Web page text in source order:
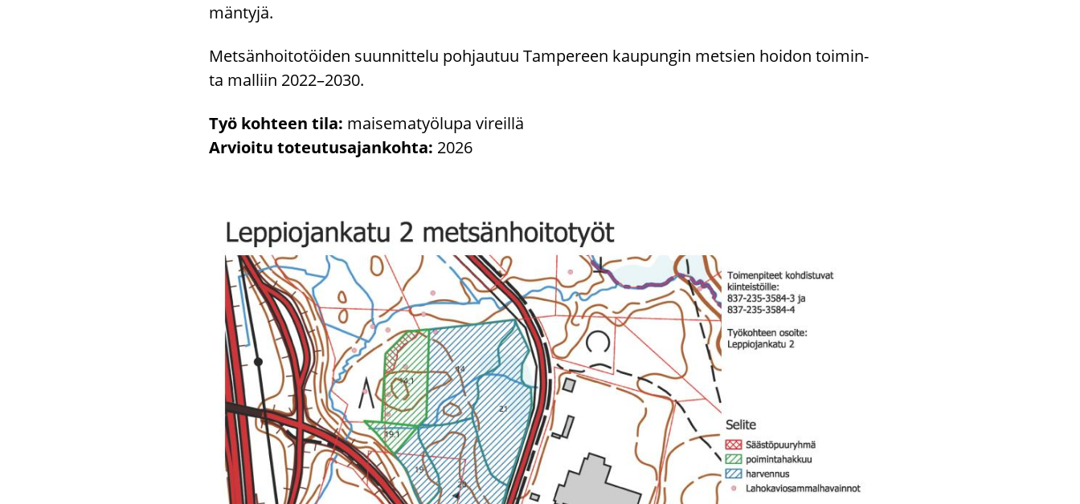
män­ty­jä.
Met­sän­hoi­to­töi­den suun­nit­te­lu poh­jau­tuu Tam­pe­reen kau­pun­gin met­sien hoi­don toi­min­
ta mal­liin 2022–2030.
Työ koh­teen tila: mai­se­ma­työ­lu­pa vi­reil­lä
Ar­vioi­tu to­teu­tusa­jan­koh­ta: 2026